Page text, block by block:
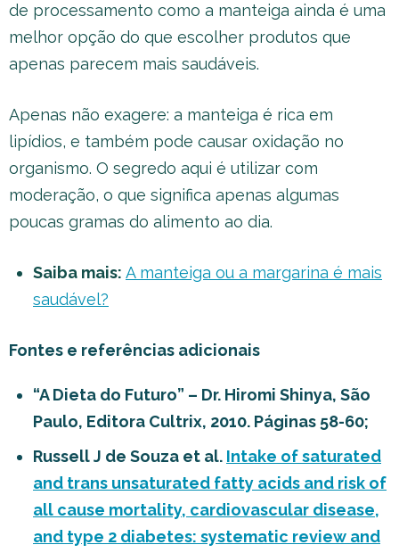
de processamento como a manteiga ainda é uma
melhor opção do que escolher produtos que
apenas parecem mais saudáveis.
Apenas não exagere: a manteiga é rica em
lipídios, e também pode causar oxidação no
organismo. O segredo aqui é utilizar com
moderação, o que significa apenas algumas
poucas gramas do alimento ao dia.
Saiba mais: A manteiga ou a margarina é mais
saudável?
Fontes e referências adicionais
“A Dieta do Futuro” – Dr. Hiromi Shinya, São
Paulo, Editora Cultrix, 2010. Páginas 58-60;
Russell J de Souza et al. Intake of saturated
and trans unsaturated fatty acids and risk of
all cause mortality, cardiovascular disease,
and type 2 diabetes: systematic review and